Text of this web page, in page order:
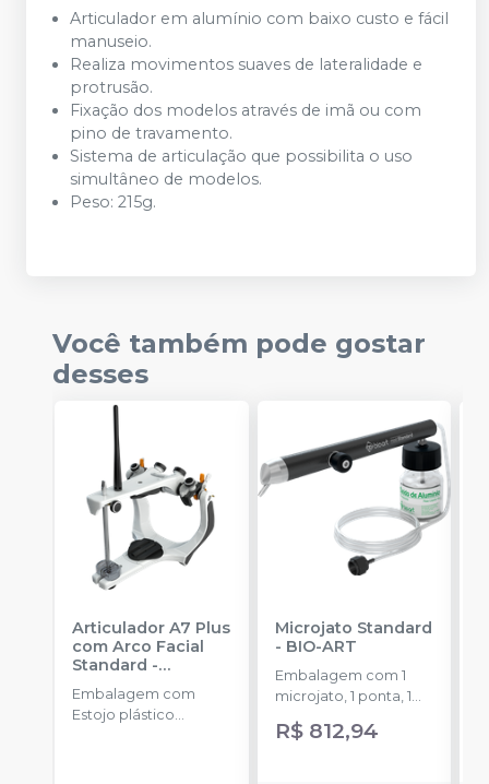
Articulador em alumínio com baixo custo e fácil
manuseio.
Realiza movimentos suaves de lateralidade e
protrusão.
Fixação dos modelos através de imã ou com
pino de travamento.
Sistema de articulação que possibilita o uso
simultâneo de modelos.
Peso: 215g.
Você também pode gostar
desses
Articulador A7 Plus
com Arco Facial
Standard -
Padronizado
ART
Embalagem com
Estojo plástico
Microjato Standard
- BIO-ART
Embalagem com 1
microjato, 1 ponta, 1
pote de óxido de
alumínio com 50g, 1
R$ 812,94